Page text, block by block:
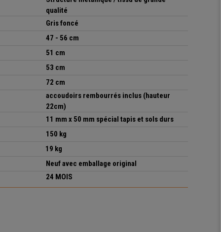
qualité
Gris foncé
47 - 56 cm
51 cm
53 cm
72 cm
accoudoirs rembourrés inclus (hauteur
22cm)
11 mm x 50 mm spécial tapis et sols durs
1 50 kg
19 kg
Neuf avec emballage original
24 MOIS